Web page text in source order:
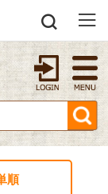
順